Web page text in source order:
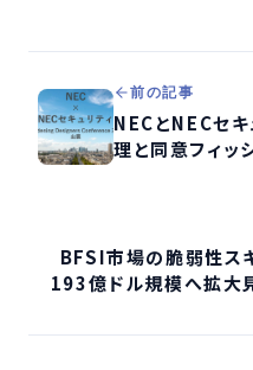
前の記事
NECとNECセ
理と同意フィッ
BFSI市場の脆弱性ス
193億ドル規模へ拡大